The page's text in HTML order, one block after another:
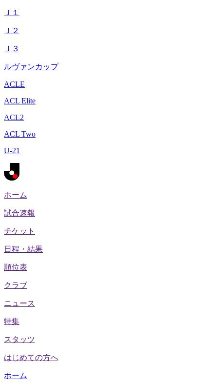
Ｊ１
Ｊ２
Ｊ３
ルヴァンカップ
ACLE
ACL Elite
ACL2
ACL Two
U-21
ホーム
試合速報
チケット
日程・結果
順位表
クラブ
ニュース
特集
スタッツ
はじめての方へ
ホーム